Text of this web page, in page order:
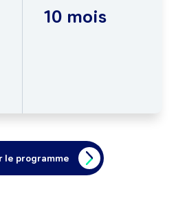
10 mois
le programme